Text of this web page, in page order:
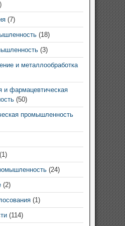
(7)
(18)
(3)
и металлообработка
и фармацевтическая
(50)
промышленность
(24)
(2)
(1)
(114)